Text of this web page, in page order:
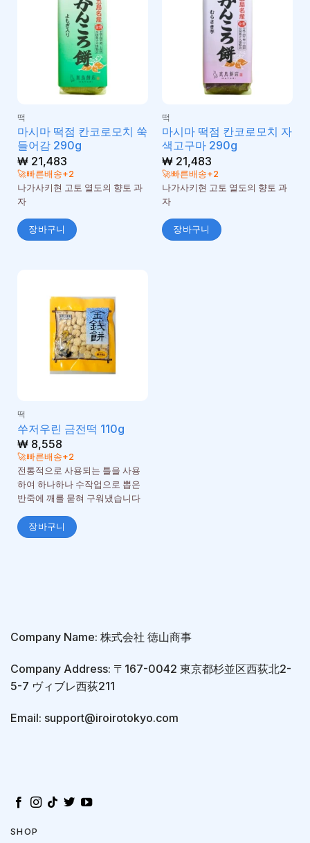
떡
마시마 떡점 칸코로모치 쑥
들어감 290g
₩21,483
🚀빠른배송+2
나가사키현 고토 열도의 향토 과
자
장바구니
떡
마시마 떡점 칸코로모치 자
색고구마 290g
₩21,483
🚀빠른배송+2
나가사키현 고토 열도의 향토 과
자
장바구니
떡
쑤저우린 금전떡 110g
₩8,558
🚀빠른배송+2
전통적으로 사용되는 틀을 사용
하여 하나하나 수작업으로 뽑은
반죽에 깨를 묻혀 구워냈습니다
장바구니
Company Name: 株式会社 徳山商事
Company Address: 〒167-0042 東京都杉並区西荻北2-
5-7 ヴィブレ西荻211
Email: support@iroirotokyo.com
SHOP